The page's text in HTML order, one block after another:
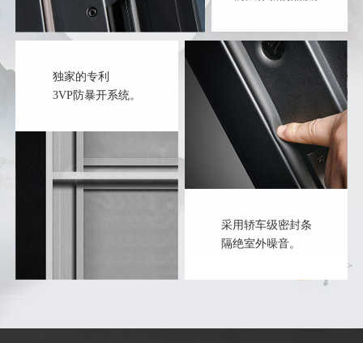
独家的专利
3VP防暴开系统。
采用轿车级密封条
隔绝室外噪音。